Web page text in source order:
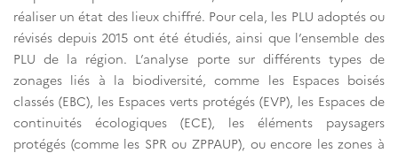
réaliser un état des lieux chiffré. Pour cela, les PLU adoptés ou
révisés depuis 2015 ont été étudiés, ainsi que l’ensemble des
PLU de la région. L’analyse porte sur différents types de
zonages liés à la biodiversité, comme les Espaces boisés
classés (EBC), les Espaces verts protégés (EVP), les Espaces de
continuités écologiques (ECE), les éléments paysagers
protégés (comme les SPR ou ZPPAUP), ou encore les zones à